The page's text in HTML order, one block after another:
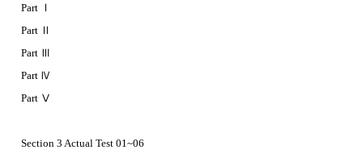
Part Ⅰ
Part Ⅱ
Part Ⅲ
Part Ⅳ
Part Ⅴ
Section 3 Actual Test 01~06